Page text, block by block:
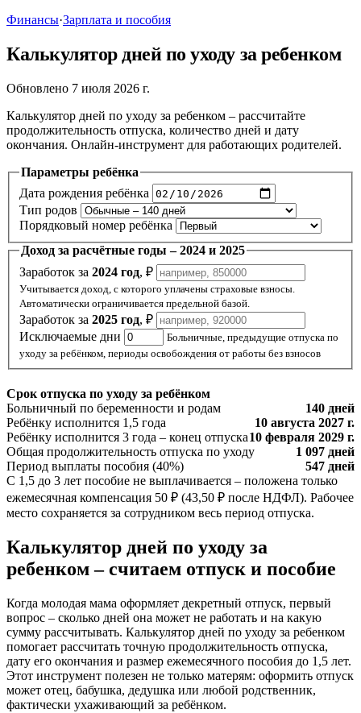
Финансы·Зарплата и пособия
Калькулятор дней по уходу за ребенком
Обновлено 7 июля 2026 г.
Калькулятор дней по уходу за ребенком – рассчитайте
продолжительность отпуска, количество дней и дату
окончания. Онлайн-инструмент для работающих родителей.
Параметры ребёнка
Дата рождения ребёнка
Тип родов
Порядковый номер ребёнка
Доход за расчётные годы –2024 и 2025
Заработок за 2024 год, ₽
Учитывается доход, с которого уплачены страховые взносы.
Автоматически ограничивается предельной базой.
Заработок за 2025 год, ₽
Исключаемые дни
Больничные, предыдущие отпуска по
уходу за ребёнком, периоды освобождения от работы без взносов
Срок отпуска по уходу за ребёнком
Больничный по беременности и родам
140 дней
Ребёнку исполнится 1,5 года
10 августа 2027 г.
Ребёнку исполнится 3 года – конец отпуска10 февраля 2029 г.
Общая продолжительность отпуска по уходу
1 097 дней
Период выплаты пособия (40%)
547 дней
С 1,5 до 3 лет пособие не выплачивается – положена только
ежемесячная компенсация 50 ₽ (43,50 ₽ после НДФЛ). Рабочее
место сохраняется за сотрудником весь период отпуска.
Калькулятор дней по уходу за
ребенком – считаем отпуск и пособие
Когда молодая мама оформляет декретный отпуск, первый
вопрос – сколько дней она может не работать и на какую
сумму рассчитывать. Калькулятор дней по уходу за ребенком
помогает рассчитать точную продолжительность отпуска,
дату его окончания и размер ежемесячного пособия до 1,5 лет.
Этот инструмент полезен не только матерям: оформить отпуск
может отец, бабушка, дедушка или любой родственник,
фактически ухаживающий за ребёнком.